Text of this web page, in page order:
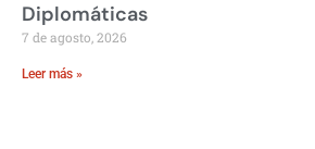
Diplomáticas
7 de agosto, 2026
Leer más »